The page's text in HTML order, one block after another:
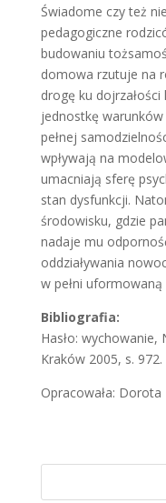
Świadome czy też
pedagogiczne
budowaniu
domowa rzutuje na
drogę ku
jednostkę
pełnej
wpływają na
umacniają sferę
stan dysfunkcji.
środowisku, gdzie
nadaje mu
oddziaływania
w pełni
Bibliografia:
Hasło: wychowanie,
Kraków 2005, s. 972.
Opracowała: